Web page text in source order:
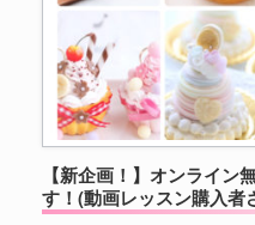
【新企画！】オンライン
す！(動画レッスン購入者